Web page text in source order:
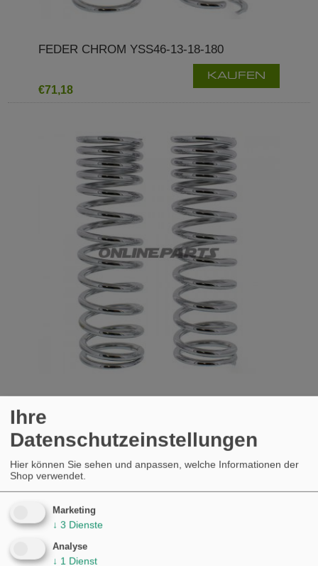
FEDER CHROM YSS46-13-18-180
€71,18
KAUFEN
€71,18
Ihre
Datenschutzeinstellungen
Hier können Sie sehen und anpassen, welche Informationen der
Shop verwendet.
Marketing
↓ 3 Dienste
Analyse
↓ 1 Dienst